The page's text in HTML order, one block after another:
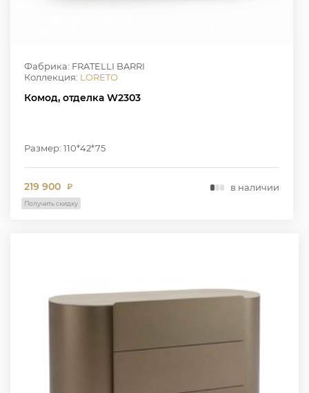
Фабрика: FRATELLI BARRI
Коллекция: LORETO
Комод, отделка W2303
Размер: 110*42*75
219 900 ₽ в наличии
Получить скидку